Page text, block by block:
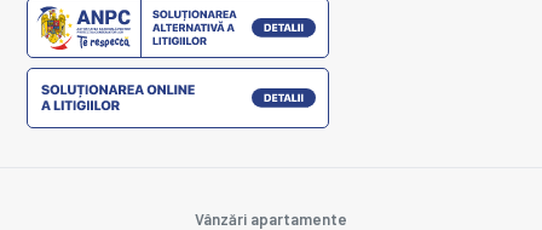
Vânzări apartamente